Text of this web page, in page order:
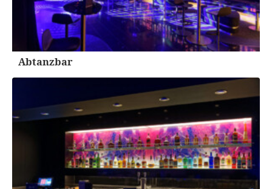
Abtanzbar